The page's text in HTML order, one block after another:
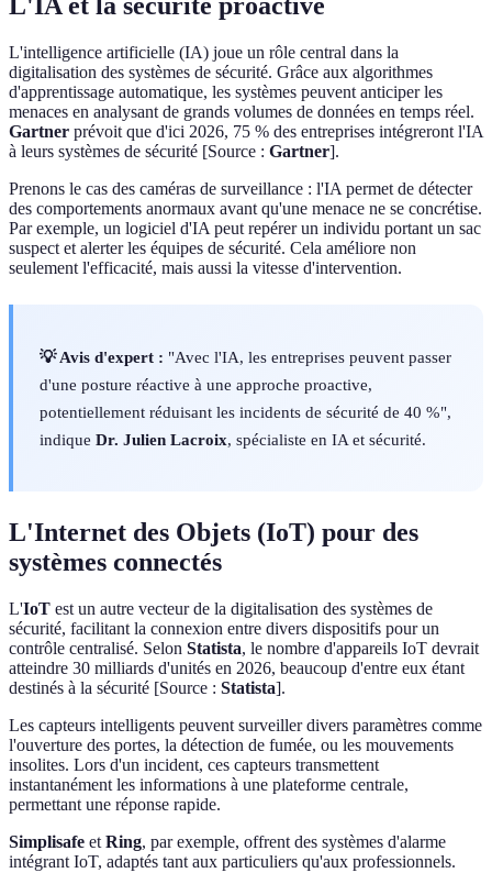
L'intelligence artificielle (IA) joue un rôle central dans la
digitalisation des systèmes de sécurité. Grâce aux algorithmes
d'apprentissage automatique, les systèmes peuvent anticiper les
menaces en analysant de grands volumes de données en temps réel.
Gartner prévoit que d'ici 2026, 75 % des entreprises intégreront l'IA
à leurs systèmes de sécurité [Source : Gartner].
Prenons le cas des caméras de surveillance : l'IA permet de détecter
des comportements anormaux avant qu'une menace ne se concrétise.
Par exemple, un logiciel d'IA peut repérer un individu portant un sac
suspect et alerter les équipes de sécurité. Cela améliore non
seulement l'efficacité, mais aussi la vitesse d'intervention.
💡 Avis d'expert : "Avec l'IA, les entreprises peuvent passer
d'une posture réactive à une approche proactive,
potentiellement réduisant les incidents de sécurité de 40 %",
indique Dr. Julien Lacroix, spécialiste en IA et sécurité.
L'Internet des Objets (IoT) pour des
systèmes connectés
L'IoT est un autre vecteur de la digitalisation des systèmes de
sécurité, facilitant la connexion entre divers dispositifs pour un
contrôle centralisé. Selon Statista, le nombre d'appareils IoT devrait
atteindre 30 milliards d'unités en 2026, beaucoup d'entre eux étant
destinés à la sécurité [Source : Statista].
Les capteurs intelligents peuvent surveiller divers paramètres comme
l'ouverture des portes, la détection de fumée, ou les mouvements
insolites. Lors d'un incident, ces capteurs transmettent
instantanément les informations à une plateforme centrale,
permettant une réponse rapide.
Simplisafe et Ring, par exemple, offrent des systèmes d'alarme
intégrant IoT, adaptés tant aux particuliers qu'aux professionnels.